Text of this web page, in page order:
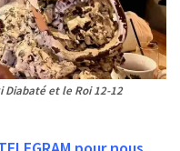
Diabaté et le Roi 12-12